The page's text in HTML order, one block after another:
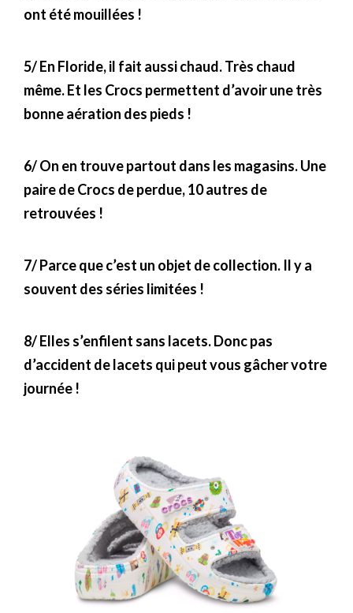
ont été mouillées !
5/ En Floride, il fait aussi chaud. Très chaud
même. Et les Crocs permettent d’avoir une très
bonne aération des pieds !
6/ On en trouve partout dans les magasins. Une
paire de Crocs de perdue, 10 autres de
retrouvées !
7/ Parce que c’est un objet de collection. Il y a
souvent des séries limitées !
8/ Elles s’enfilent sans lacets. Donc pas
d’accident de lacets qui peut vous gâcher votre
journée !